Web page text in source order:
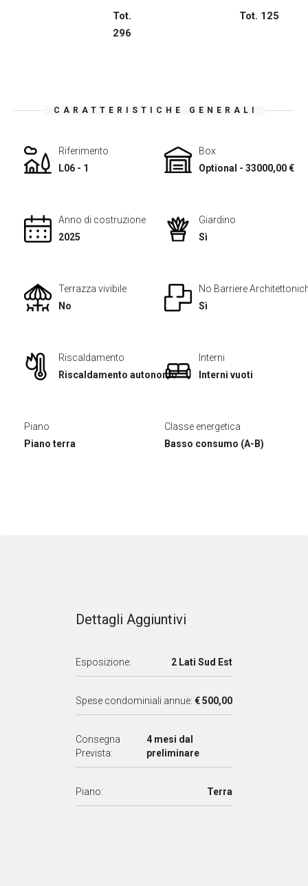
Tot.
296
Tot. 125
CARATTERISTICHE GENERALI
Riferimento
L06 - 1
Box
Optional - 33000,00 €
Anno di costruzione
2025
Giardino
Sì
Terrazza vivibile
No
No Barriere
Sì
Riscaldamento
Riscaldamento autonomo
Interni
Interni vuoti
Piano
Piano terra
Classe energetica
Basso consumo (A-B)
Dettagli Aggiuntivi
Esposizione: 2 Lati Sud Est
Spese condominiali annue: € 500,00
Consegna
Prevista:
4 mesi dal
preliminare
Piano: Terra